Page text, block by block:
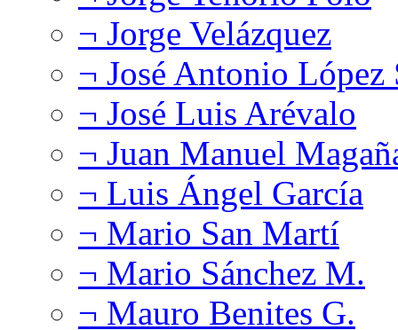
¬ Jorge Velázquez
¬ José Antonio López
¬ José Luis Arévalo
¬ Juan Manuel
¬ Luis Ángel García
¬ Mario San Martí
¬ Mario Sánchez M.
¬ Mauro Benites G.